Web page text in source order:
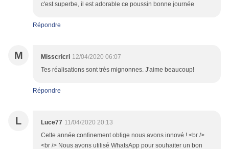
c'est superbe, il est adorable ce poussin bonne journée
Répondre
M Misscricri 12/04/2020 06:07
Tes réalisations sont très mignonnes. J'aime beaucoup!
Répondre
L Luce77 11/04/2020 20:13
Cette année confinement oblige nous avons innové ! <br />
<br /> Nous avons utilisé WhatsApp pour souhaiter un bon